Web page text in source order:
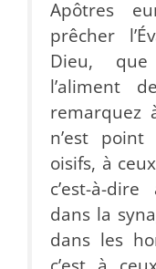
Apôtres
prêcher
Dieu, que
l’aliment
remarquez
n’est
oisifs, à
c’est-à-
dans la
dans les